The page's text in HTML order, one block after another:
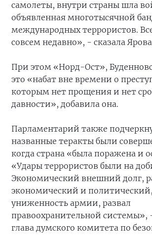
самолеты, внутри страны шла
объявленная многотысячной
международных террористов.
совсем недавно», - сказала
При этом «Норд-Ост»,
это «набат вне времени о
которым нет прощения и нет
давности», добавила она.
Парламентарий также
названные теракты были
когда страна «была поражена и
«Удары террористов были на
Экономический внешний долг,
экономический и политический,
униженность армии, развал
правоохранительной системы»,
глава думского комитета по